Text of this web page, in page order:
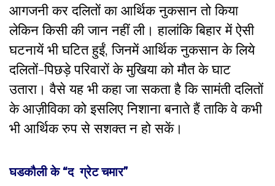
आगजनी कर दलितों का आर्थिक नुकसान तो किया
लेकिन किसी की जान नहीं ली। हालांकि बिहार में ऐसी
घटनायें भी घटित हुईं, जिनमें आर्थिक नुकसान के लिये
दलितों-पिछड़े परिवारों के मुखिया को मौत के घाट
उतारा। वैसे यह भी कहा जा सकता है कि सामंती दलितों
के आज़ीविका को इसलिए निशाना बनाते हैं ताकि वे कभी
भी आर्थिक रुप से सशक्त न हो सकें।
घडकौलीके“द ग्रेटचमार”